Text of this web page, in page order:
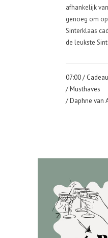
afhankelijk
genoeg om
Sinterklaas
de leukste
07:00 /
/Musthaves
/ Daphne van